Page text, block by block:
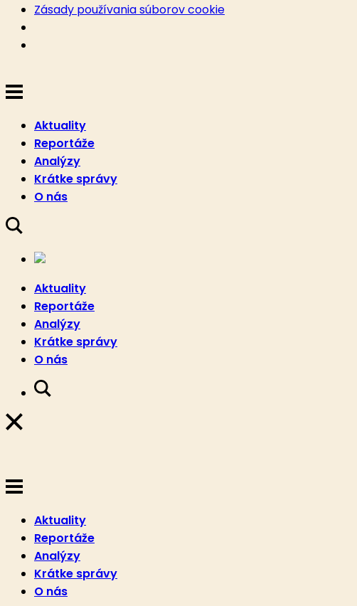
Zásady používania súborov cookie
Aktuality
Reportáže
Analýzy
Krátke správy
O nás
Aktuality
Reportáže
Analýzy
Krátke správy
O nás
Aktuality
Reportáže
Analýzy
Krátke správy
O nás